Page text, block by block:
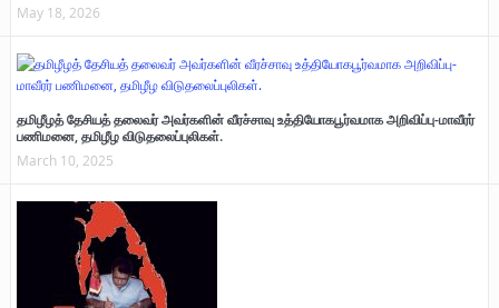
May 18, 2026
தமிழீழத் தேசியத் தலைவர் அவர்களின் வீரச்சாவு உத்தியோகபூர்வமாக அறிவிப்பு-மாவீரர்
பணிமனை, தமிழீழ விடுதலைப்புலிகள்.
March 10, 2025